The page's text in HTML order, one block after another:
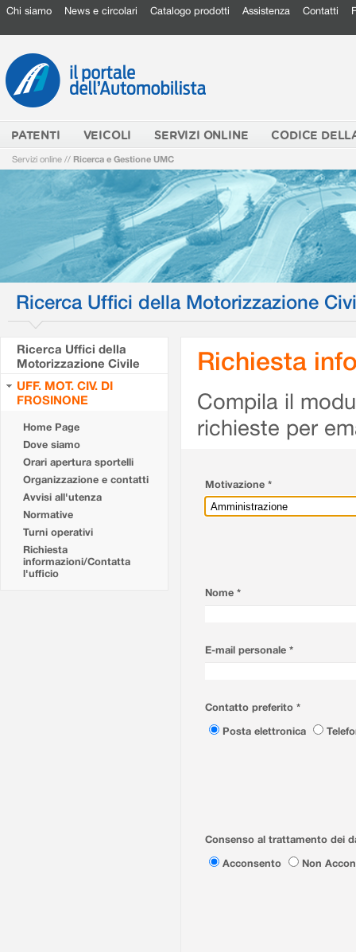
Chi siamo News e circolari Catalogo prodotti Assistenza Contatti
PATENTI VEICOLI SERVIZI ONLINE CODICE
Servizi online // Ricerca e Gestione UMC
Ricerca Uffici della Motorizzazione
Ricerca Uffici della
Motorizzazione Civile
UFF. MOT. CIV. DI
FROSINONE
Home Page
Dove siamo
Orari apertura sportelli
Organizzazione e contatti
Avvisi all'utenza
Normative
Turni operativi
Richiesta
informazioni/Contatta
l'ufficio
Richiesta
Compila il
richieste per
Motivazione *
Nome *
E-mail personale *
Contatto preferito *
Posta elettronica
Consenso al trattamento dei
Acconsento
Non